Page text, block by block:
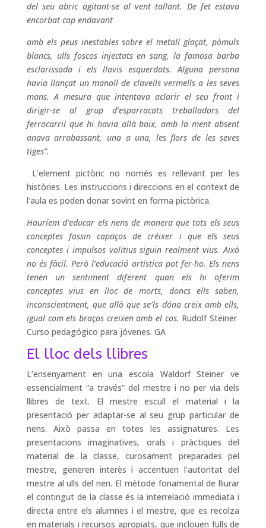
del seu abric agitant-se al vent tallant. De fet estava
encorbat cap endavant
amb els peus inestables sobre el metall glaçat, pòmuls
blancs, ulls foscos injectats en sang, la famosa barba
esclarissada i els llavis esquerdats. Alguna persona
havia llançat un manoll de clavells vermells a les seves
mans. A mesura que intentava aclarir el seu front i
dirigir-se al grup d’esparracats treballadors del
ferrocarril que hi havia allà baix, amb la ment absent
anava arrabassant, una a una, les flors de les seves
tiges”.
L’element pictòric no només es rellevant per les
històries. Les instruccions i direccions en el context de
l’aula es poden donar sovint en forma pictòrica.
Hauríem d’educar els nens de manera que tots els seus
conceptes fossin capaços de créixer i que els seus
conceptes i impulsos volitius siguin realment vius. Això
no és fàcil. Però l’educació artística pot fer-ho. Els nens
tenen un sentiment diferent quan els hi oferim
conceptes vius en lloc de morts, doncs ells saben,
inconscientment, que allò que se’ls dóna creix amb ells,
igual com els braços creixen amb el cos. Rudolf Steiner
Curso pedagógico para jóvenes. GA
El lloc dels llibres
L’ensenyament en una escola Waldorf Steiner ve
essencialment “a través” del mestre i no per via dels
llibres de text. El mestre escull el material i la
presentació per adaptar-se al seu grup particular de
nens. Això passa en totes les assignatures. Les
presentacions imaginatives, orals i pràctiques del
material de la classe, curosament preparades pel
mestre, generen interès i accentuen l’autoritat del
mestre al ulls del nen. El mètode fonamental de lliurar
el contingut de la classe és la interrelació immediata i
directa entre els alumnes i el mestre, que es recolza
en materials i recursos apropiats, que inclouen fulls de